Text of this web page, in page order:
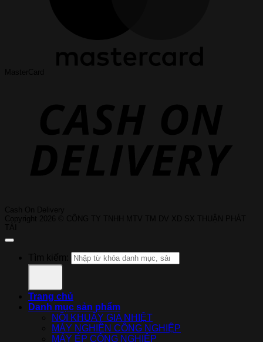
Trang chủ
Danh mục sản phẩm
NỒI KHUẤY GIA NHIỆT
MÁY NGHIỀN CÔNG NGHIỆP
MÁY ÉP CÔNG NGHIỆP